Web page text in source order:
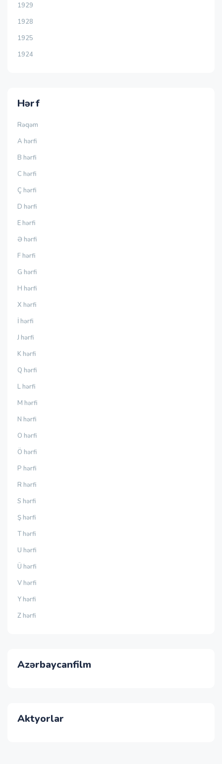
1929
1928
1925
1924
Hərf
Rəqəm
A hərfi
B hərfi
C hərfi
Ç hərfi
D hərfi
E hərfi
Ə hərfi
F hərfi
G hərfi
H hərfi
X hərfi
İ hərfi
J hərfi
K hərfi
Q hərfi
L hərfi
M hərfi
N hərfi
O hərfi
Ö hərfi
P hərfi
R hərfi
S hərfi
Ş hərfi
T hərfi
U hərfi
Ü hərfi
V hərfi
Y hərfi
Z hərfi
Azərbaycanfilm
Aktyorlar